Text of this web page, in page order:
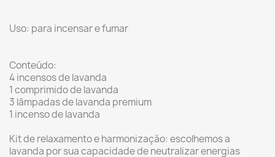
Uso: para incensar e fumar
Conteúdo:
4 incensos de lavanda
1 comprimido de lavanda
3 lâmpadas de lavanda premium
1 incenso de lavanda
Kit de relaxamento e harmonização: escolhemos a
lavanda por sua capacidade de neutralizar energias